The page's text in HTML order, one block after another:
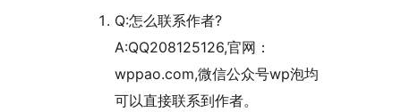
Q:怎么联系作者?
A:QQ208125126,官网：
wppao.com,微信公众号wp泡均
可以直接联系到作者。